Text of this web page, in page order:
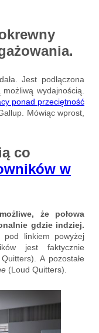
Jest podłączona
wydajnością.
ponad przeciętność
Mówiąc wprost,
co
wników w
że połowa
gdzie indziej.
pod linkiem powyżej
jest faktycznie
A pozostałe
(Loud Quitters).